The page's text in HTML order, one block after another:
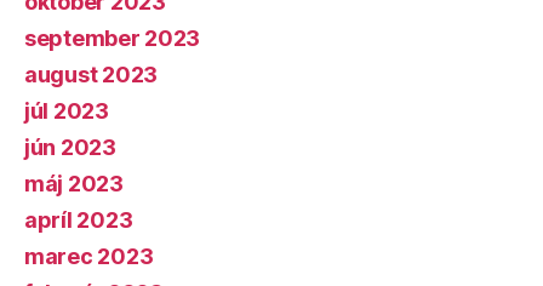
september 2023
august 2023
júl 2023
jún 2023
máj 2023
apríl 2023
marec 2023